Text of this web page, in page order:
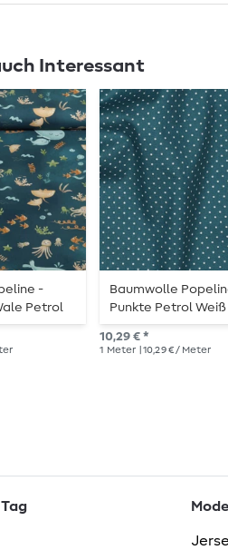
Interessant
-
Petrol
Baumwolle
Punkte Petrol Weiß
10,29 € *
1 Meter | 10,29 € / Meter